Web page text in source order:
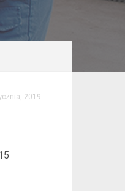
2019